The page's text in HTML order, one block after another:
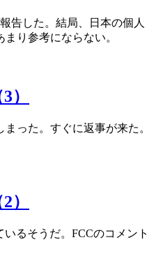
告した。結局、日本の個人
り参考にならない。
）
った。すぐに返事が来た。
）
るそうだ。FCCのコメント